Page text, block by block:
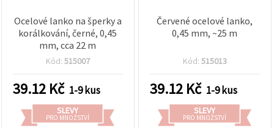
Ocelové lanko na šperky a
korálkování, černé, 0,45
mm, cca 22 m
Kód: 515007
39.12 Kč 1-9 kus
SLEVY
PRO MNOŽSTVÍ
Červené ocelové lanko,
0,45 mm, ~25 m
Kód: 515013
39.12 Kč 1-9 kus
SLEVY
PRO MNOŽSTVÍ